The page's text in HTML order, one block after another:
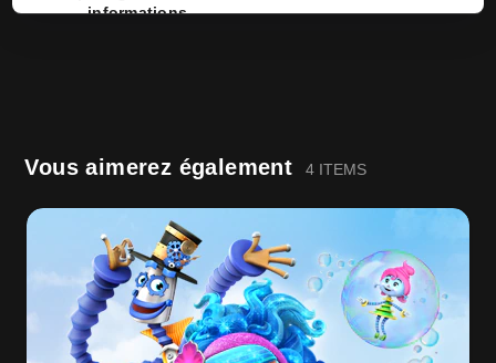
Vous aimerez également 4 ITEMS
informations